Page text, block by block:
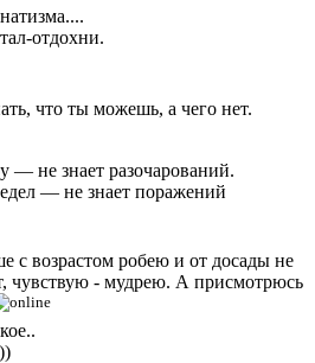
отдохни.
что ты можешь, а чего нет.
— не знает разочарований.
— не знает поражений
с возрастом робею и от досады не
чувствую - мудрею. А присмотрюсь